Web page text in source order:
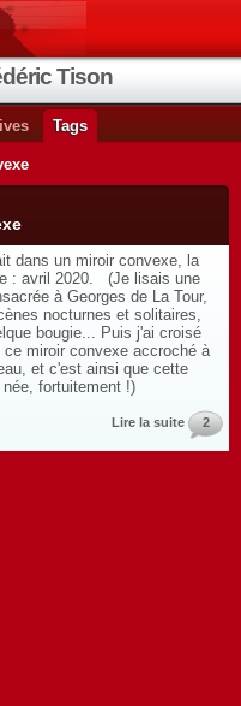
Tison
Tags
un miroir convexe, la
: avril 2020. (Je lisais une
à Georges de La Tour,
nocturnes et solitaires,
bougie... Puis j'ai croisé
ce miroir convexe accroché à
et c'est ainsi que cette
née, fortuitement !)
Lire la suite 2